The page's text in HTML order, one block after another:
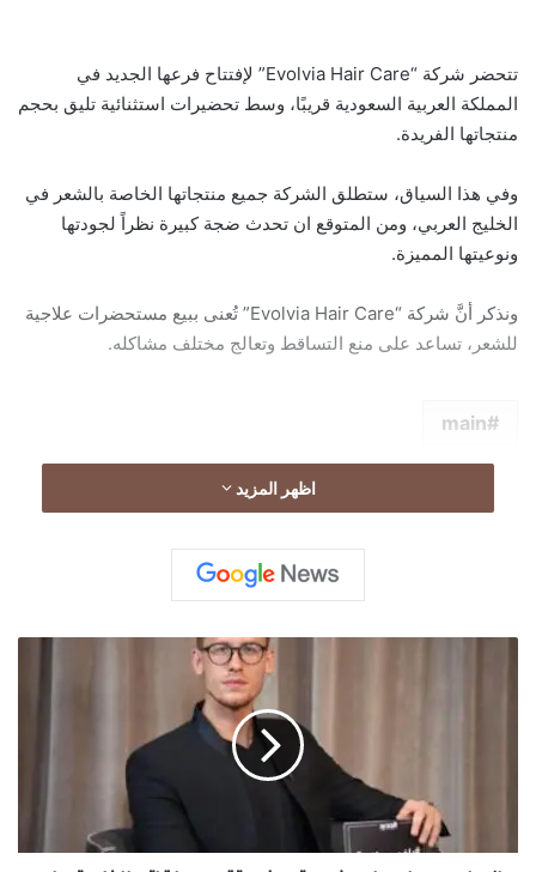
تتحضر شركة “Evolvia Hair Care” لإفتتاح فرعها الجديد في
المملكة العربية السعودية قريبًا، وسط تحضيرات استثنائية تليق بحجم
منتجاتها الفريدة.
وفي هذا السياق، ستطلق الشركة جميع منتجاتها الخاصة بالشعر في
الخليج العربي، ومن المتوقع ان تحدث ضجة كبيرة نظراً لجودتها
ونوعيتها المميزة.
ونذكر أنَّ شركة “Evolvia Hair Care” تُعنى ببيع مستحضرات علاجية
للشعر، تساعد على منع التساقط وتعالج مختلف مشاكله.
main
اظهر المزيد
ع